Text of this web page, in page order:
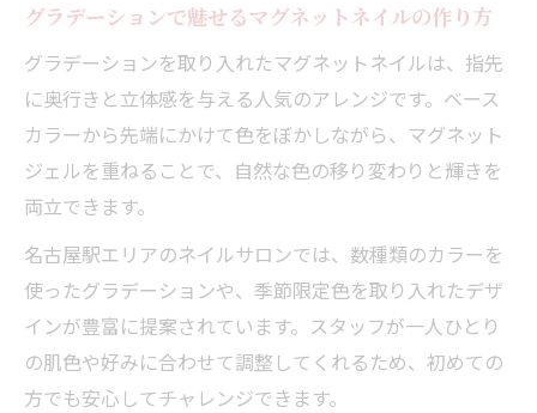
グラデーションで魅せるマグネットネイルの作り方
グラデーションを取り入れたマグネットネイルは、指先
に奥行きと立体感を与える人気のアレンジです。ベース
カラーから先端にかけて色をぼかしながら、マグネット
ジェルを重ねることで、自然な色の移り変わりと輝きを
両立できます。
名古屋駅エリアのネイルサロンでは、数種類のカラーを
使ったグラデーションや、季節限定色を取り入れたデザ
インが豊富に提案されています。スタッフが一人ひとり
の肌色や好みに合わせて調整してくれるため、初めての
方でも安心してチャレンジできます。